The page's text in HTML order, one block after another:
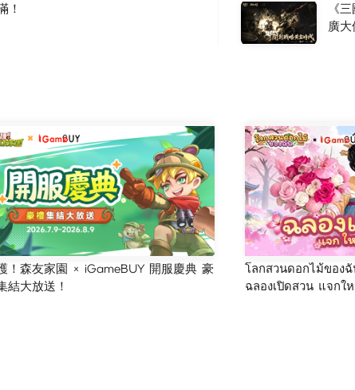
！
《
廣大
！森友家園 × iGameBUY 開服慶典 豪
結大放送！
โลกสวนดอกไม้ของ
ฉลองเปิดสวน แจกใ